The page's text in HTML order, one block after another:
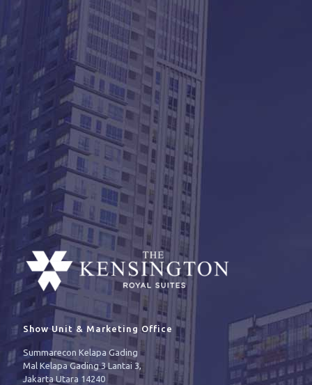
Show Unit & Marketing Office
Summarecon Kelapa Gading
Mal Kelapa Gading 3 Lantai 3,
Jakarta Utara 14240